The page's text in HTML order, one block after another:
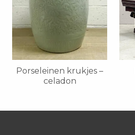
Porseleinen krukjes –
celadon